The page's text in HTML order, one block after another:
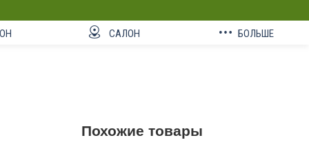
САЛОН БОЛЬШЕ
Похожие товары